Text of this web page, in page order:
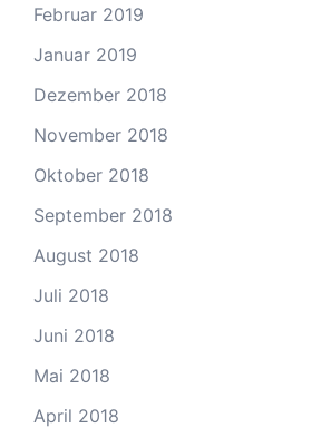
Februar 2019
Januar 2019
Dezember 2018
November 2018
Oktober 2018
September 2018
August 2018
Juli 2018
Juni 2018
Mai 2018
April 2018